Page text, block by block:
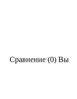
Сравнение (0) Вы